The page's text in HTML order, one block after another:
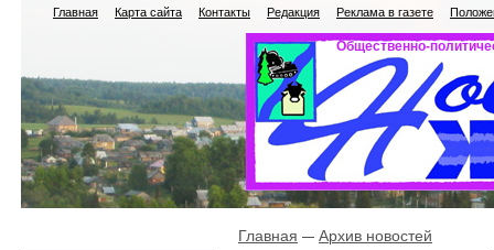
Главная Карта сайта Контакты Редакция Реклама в газете
Общественно-
Главная Архив новостей